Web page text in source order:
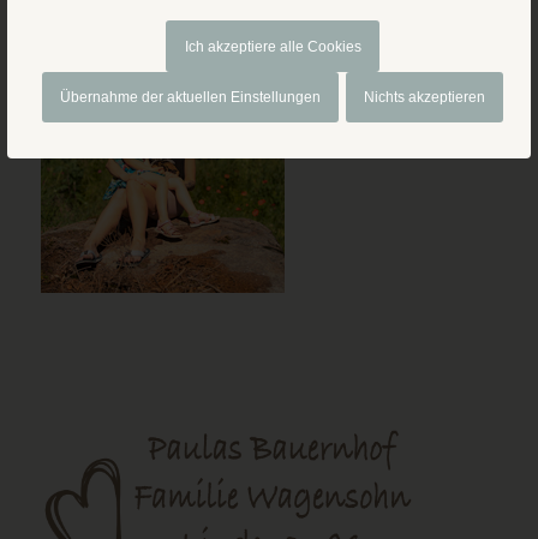
Ich akzeptiere alle Cookies
Übernahme der aktuellen Einstellungen Nichts akzeptieren